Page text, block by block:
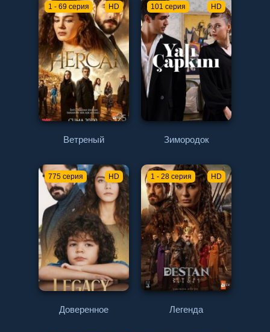
1 - 69 серия HD
Ветреный
101 серия HD
Зимородок
775 серия HD
Доверенное
1 - 28 серия HD
Легенда